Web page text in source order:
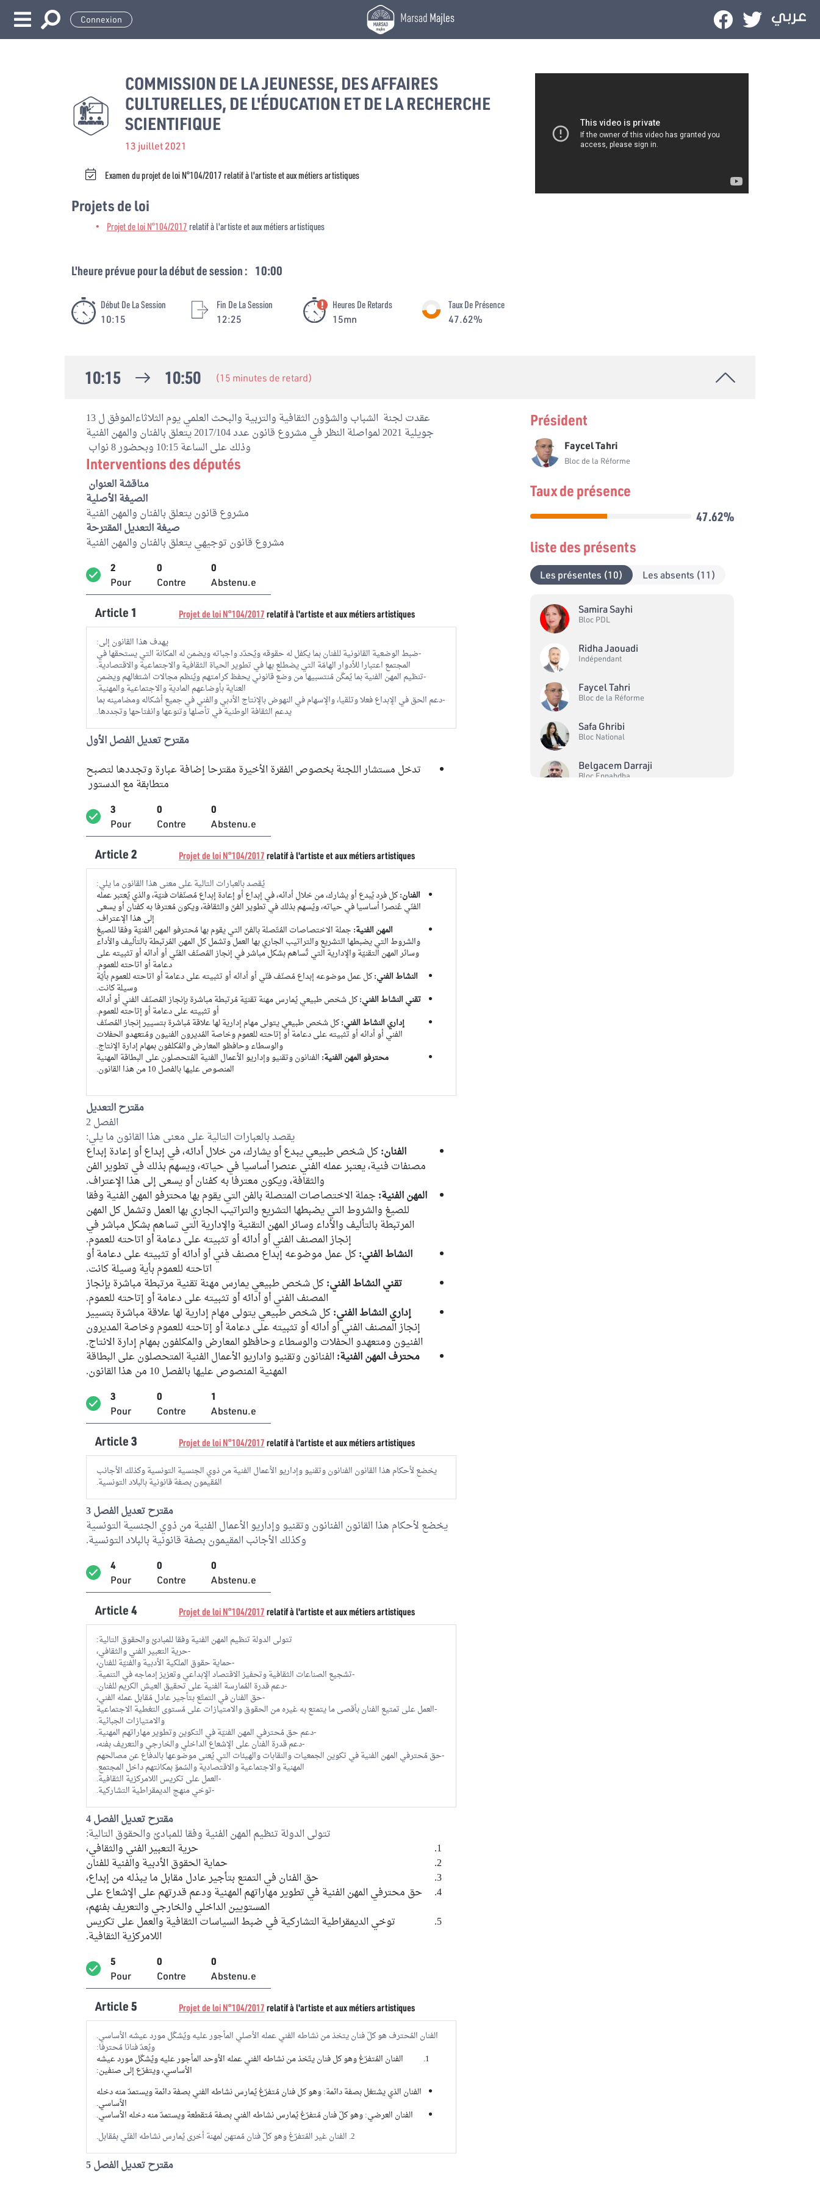
Connexion MarsadMajles
COMMISSION DE LA JEUNESSE, DES AFFAIRES
CULTURELLES, DE L'ÉDUCATION ET DE LA RECHERCHE
SCIENTIFIQUE
13 juillet 2021
Examen du projet de loi N°104/2017 relatif à l'artiste et aux métiers artistiques
Projets de loi
Projet de loi N°104/2017relatif à l'artiste et aux métiers artistiques
L'heure prévue pour la début de session : 10:00
Début De La Session
10:15
Fin De La Session
12:25
Heures De Retards
15mn
Taux De Présence
47.62%
10:15 10:50 (15 minutes de retard)
عقدت لجنة الشباب والشؤون الثقافية والتربية والبحث العلمي يوم الثلاثاءالموفق ل 13
جويلية 2021 لمواصلة النظر في مشروع قانون عدد 2017/104 يتعلق بالفنان والمهن الفنية
وذلك على الساعة 10:15 وبحضور 8 نواب
Interventions des députés
مناقشة العنوان
الصيغة الأصلية
مشروع قانون يتعلق بالفنان والمهن الفنية
صيغة التعديل المقترحة
مشروع قانون توجيهي يتعلق بالفنان والمهن الفنية
2
Pour
0
Contre
0
Abstenu.e
Article1 Projet de loi N°104/2017relatif à l'artiste et aux métiers artistiques
يهدف هذا القانون إلى:
-ضبط الوضعية القانونية للفنان بما يكفل له حقوقه ويُحدّد واجباته ويضمن له المكانة التي يستحقها في
المجتمع اعتبارا للأدوار الهامّة التي يضطلع بها في تطوير الحياة الثقافية والاجتماعية والاقتصادية.
-تنظيم المهن الفنية بما يُمكّن مُنتسبيها من وضع قانوني يحفظ كرامتهم ويُنظم مجالات اشتغالهم ويضمن
العناية بأوضاعهم المادية والاجتماعية والمهنية.
-دعم الحق في الإبداع فعلا وتلقيا، والإسهام في النهوض بالإنتاج الأدبي والفني في جميع أشكاله ومضامينه بما
يدعم الثقافة الوطنية في تأصلها وتنوعها وانفتاحها وتجددها.
مقترح تعديل الفصل الأول
تدخل مستشار اللجنة بخصوص الفقرة الأخيرة مقترحا إضافة عبارة وتجددها لتصبح
متطابقة مع الدستور
3
Pour
0
Contre
0
Abstenu.e
Article2 Projet de loi N°104/2017relatif à l'artiste et aux métiers artistiques
يُقصد بالعبارات التالية على معنى هذا القانون ما يلي:
الفنان:كل فرد يُبدع أو يشارك، من خلال أدائه، في إبداع أو إعادة إبداع مُصنّفات فنيّة، والذي يُعتبر عمله
الفنّي عُنصرا أساسيا في حياته، ويُسهم بذلك في تطوير الفنّ والثقافة، ويكون مُعترفا به كفنان أو يسعى
إلى هذا الإعتراف.
المهن الفنية: جملة الاختصاصات المُتّصلة بالفنّ التي يقوم بها مُحترفو المهن الفنيّة وفقا للصيغ
والشروط التي يضبطها التشريع والتراتيب الجاري بها العمل وتشمل كل المهن المُرتبطة بالتأليف والأداء
وسائر المهن التقنيّة والإدارية التي تُساهم بشكل مباشر في إنجاز المُصنّف الفنّي أو أدائه أو تثبيته على
دعامة أو اتاحته للعموم.
النشاط الفني:كل عمل موضوعه إبداع مُصنّف فنّي أو أدائه أو تثبيته على دعامة أو اتاحته للعموم بأيّة
وسيلة كانت.
تقني النشاط الفني:كل شخص طبيعي يُمارس مهنة تقنيّة مُرتبطة مباشرة بإنجاز المُصنّف الفني أو أدائه
أو تثبيته على دعامة أو إتاحته للعموم.
إداري النشاط الفني:كل شخص طبيعي يتولى مهام إدارية لها علاقة مُباشرة بتسيير إنجاز المُصنّف
الفني أو أدائه أو تثبيته على دعامة أو إتاحته للعموم وخاصة المُديرون الفنيون ومُتعهدو الحفلات
والوسطاء وحافظو المعارض والمُكلفون بمهام إدارة الإنتاج.
محترفو المهن الفنية: الفنانون وتقنيو وإداريو الأعمال الفنية المُتحصلون على البطاقة المهنية
المنصوص عليها بالفصل 10 من هذا القانون.
مقترح التعديل
الفصل 2
يقصد بالعبارات التالية على معنى هذا القانون ما يلي:
الفنان:كل شخص طبيعي يبدع أو يشارك، من خلال أدائه، في إبداع أو إعادة إبداع
مصنفات فنية، يعتبر عمله الفني عنصرا أساسيا في حياته، ويسهم بذلك في تطوير الفن
والثقافة، ويكون معترفا به كفنان أو يسعى إلى هذا الإعتراف.
المهن الفنية: جملة الاختصاصات المتصلة بالفن التي يقوم بها محترفو المهن الفنية وفقا
للصيغ والشروط التي يضبطها التشريع والتراتيب الجاري بها العمل وتشمل كل المهن
المرتبطة بالتأليف والأداء وسائر المهن التقنية والإدارية التي تساهم بشكل مباشر في
إنجاز المصنف الفني أو أدائه أو تثبيته على دعامة أو اتاحته للعموم.
النشاط الفني:كل عمل موضوعه إبداع مصنف فني أو أدائه أو تثبيته على دعامة أو
اتاحته للعموم بأية وسيلة كانت.
تقني النشاط الفني:كل شخص طبيعي يمارس مهنة تقنية مرتبطة مباشرة بإنجاز
المصنف الفني أو أدائه أو تثبيته على دعامة أو إتاحته للعموم.
إداري النشاط الفني:كل شخص طبيعي يتولى مهام إدارية لها علاقة مباشرة بتسيير
إنجاز المصنف الفني أو أدائه أو تثبيته على دعامة أو إتاحته للعموم وخاصة المديرون
الفنيون ومتعهدو الحفلات والوسطاء وحافظو المعارض والمكلفون بمهام إدارة الانتاج.
محترف المهن الفنية:الفنانون وتقنيو واداريو الأعمال الفنية المتحصلون على البطاقة
المهنية المنصوص عليها بالفصل 10 من هذا القانون.
3
Pour
0
Contre
1
Abstenu.e
Article3 Projet de loi N°104/2017relatif à l'artiste et aux métiers artistiques
يخضع لأحكام هذا القانون الفنانون وتقنيو وإداريو الأعمال الفنية من ذوي الجنسية التونسية وكذلك الأجانب
المُقيمون بصفة قانونية بالبلاد التونسية.
مقترح تعديل الفصل 3
يخضع لأحكام هذا القانون الفنانون وتقنيو وإداريو الأعمال الفنية من ذوي الجنسية التونسية
وكذلك الأجانب المقيمون بصفة قانونية بالبلاد التونسية.
4
Pour
0
Contre
0
Abstenu.e
Article4 Projet de loi N°104/2017relatif à l'artiste et aux métiers artistiques
تتولى الدولة تنظيم المهن الفنية وفقا للمبادئ والحقوق التالية:
-حرية التعبير الفني والثقافي،
-حماية حقوق الملكية الأدبية والفنيّة للفنان،
-تشجيع الصناعات الثقافية وتحفيز الاقتصاد الإبداعي وتعزيز إدماجه في التنمية.
-دعم قدرة المُمارسة الفنية على تحقيق العيش الكريم للفنان.
-حق الفنان في التمتّع بتأجير عادل مُقابل عمله الفني،
-العمل على تمتيع الفنان بأقصى ما يتمتع به غيره من الحقوق والامتيازات على مُستوى التغطية الاجتماعية
والامتيازات الجبائية.
-دعم حق مُحترفي المهن الفنيّة في التكوين وتطوير مهاراتهم المهنية.
-دعم قدرة الفنان على الإشعاع الداخلي والخارجي والتعريف بفنه،
-حق مُحترفي المهن الفنية في تكوين الجمعيات والنقابات والهيئات التي يُعنى موضوعها بالدفاع عن مصالحهم
المهنية والاجتماعية والاقتصادية والسُموّ بمكانتهم داخل المجتمع.
-العمل على تكريس اللامركزية الثقافية.
-توخي منهج الديمقراطية التشاركية.
مقترح تعديل الفصل 4
تتولى الدولة تنظيم المهن الفنية وفقا للمبادئ والحقوق التالية:
حرية التعبير الفني والثقافي،
حماية الحقوق الأدبية والفنية للفنان
حق الفنان في التمتع بتأجير عادل مقابل ما يبذله من إبداع،
حق محترفي المهن الفنية في تطوير مهاراتهم المهنية ودعم قدرتهم على الإشعاع على
المستويين الداخلي والخارجي والتعريف بفنهم،
توخي الديمقراطية التشاركية في ضبط السياسات الثقافية والعمل على تكريس
اللامركزية الثقافية.
5
Pour
0
Contre
0
Abstenu.e
Article5 Projet de loi N°104/2017relatif à l'artiste et aux métiers artistiques
الفنان المُحترف هو كلّ فنان يتخذ من نشاطه الفني عمله الأصلي المأجور عليه ويُشكّل مورد عيشه الأساسي.
ويُعدّ فنانا مُحترفا:
الفنان المُتفرّغ وهو كل فنان يتّخذ من نشاطه الفني عمله الأوحد المأجور عليه ويُشكّل مورد عيشه
الأساسي، ويتفرّع إلى صنفين:
الفنان الذي يشتغل بصفة دائمة: وهو كل فنان مُتفرّغ يُمارس نشاطه الفني بصفة دائمة ويستمدّ منه دخله
الأساسي.
الفنان العرضي: وهو كلّ فنان مُتفرّغ يُمارس نشاطه الفني بصفة مُتقطعة ويستمدّ منه دخله الأساسي.
مقترح تعديل الفصل 5
Président
Faycel Tahri
Bloc de la Réforme
Taux de présence
47.62%
liste des présents
Les présentes (10) Les absents (11)
Samira Sayhi
Bloc PDL
Ridha Jaouadi
Indépendant
Faycel Tahri
Bloc de la Réforme
Safa Ghribi
Bloc National
Belgacem Darraji
Bloc Ennahdha